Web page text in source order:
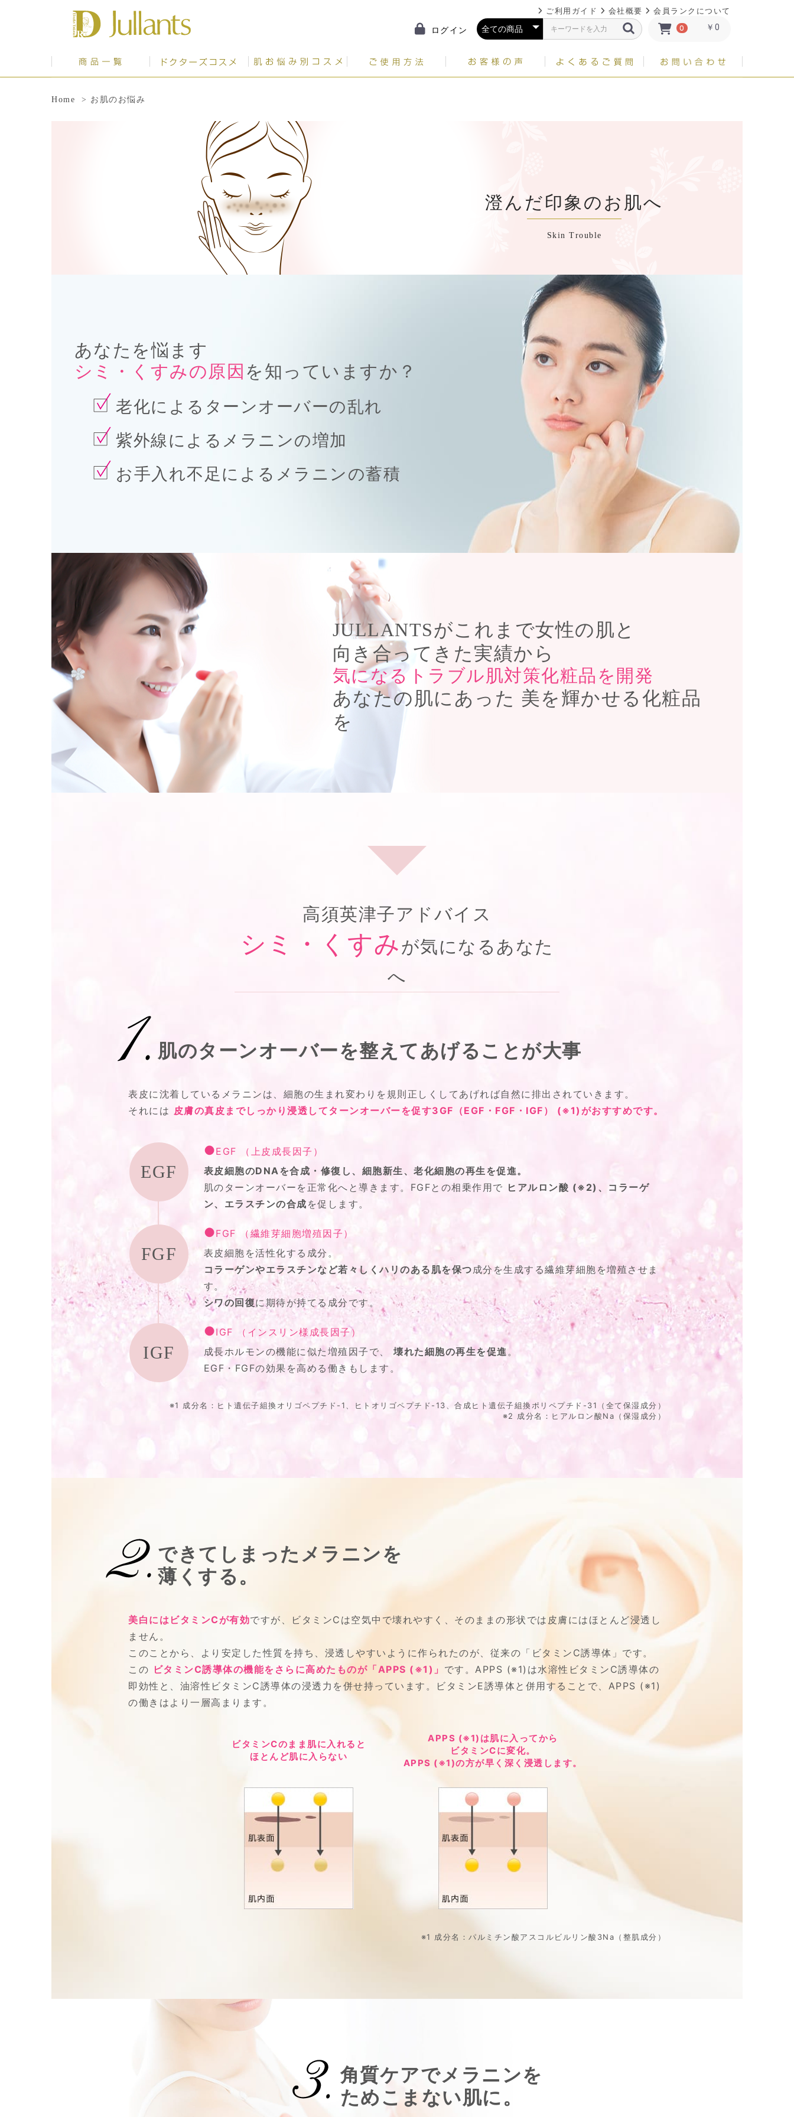
ご利用ガイド 会社概要 会員ランクについて
ログイン 0 ￥0
洗顔・クレンジング
化粧水
美容液・マスク
乳液・クリーム
日焼け止め・化粧下地
お試し・トライアル
その他
おまとめ買い
キャンペーン
Home > お肌のお悩み
澄んだ印象のお肌へ
Skin Trouble
あなたを悩ます
シミ・くすみの原因 を知っていますか？
老化によるターンオーバーの乱れ
紫外線によるメラニンの増加
お手入れ不足 によるメラニンの蓄積
JULLANTSがこれまで女性の肌と
向き合ってきた実績から
気になるトラブル肌対策化粧品を開発
あなたの肌にあった 美を輝かせる化粧品
を
高須英津子アドバイス
シミ・くすみが気になるあなた
へ
肌のターンオーバーを整えてあげることが大事
表皮に沈着しているメラニンは、細胞の生まれ変わりを規則正しくしてあげれば自然に排出されていきます。
それには 皮膚の真皮までしっかり浸透してターンオーバーを促す3GF（EGF・FGF・IGF） (※1) がおすすめです。
EGF
EGF （上皮成長因子）
表皮細胞のDNAを合成・修復し、細胞新生、老化細胞の再生を促進。
肌のターンオーバーを正常化へと導きます。FGFとの相乗作用で ヒアルロン酸 (※2) 、コラーゲ
ン、エラスチンの合成 を促します。
FGF
FGF （繊維芽細胞増殖因子）
表皮細胞を活性化する成分。
コラーゲンやエラスチンなど若々しくハリのある肌を保つ成分を生成する繊維芽細胞を増殖させま
す。
シワの回復に期待が持てる成分です。
IGF
IGF （インスリン様成長因子）
成長ホルモンの機能に似た増殖因子で、 壊れた細胞の再生を促進。
EGF・FGFの効果を高める働きもします。
※1 成分名：ヒト遺伝子組換オリゴペプチド-1、ヒトオリゴペプチド-13、合成ヒト遺伝子組換ポリペプチド-31（全て保湿成分）
※2 成分名：ヒアルロン酸Na（保湿成分）
できてしまったメラニンを
薄くする。
美白にはビタミンCが有効ですが、ビタミンCは空気中で壊れやすく、そのままの形状では皮膚にはほとんど浸透し
ません。
このことから、より安定した性質を持ち、浸透しやすいように作られたのが、従来の「ビタミンC誘導体」です。
この ビタミンC誘導体の機能をさらに高めたものが「APPS (※1) 」 です。APPS (※1) は水溶性ビタミンC誘導体の
即効性と、油溶性ビタミンC誘導体の浸透力を併せ持っています。ビタミンE誘導体と併用することで、APPS (※1)
の働きはより一層高まります。
ビタミンCのまま肌に入れると
ほとんど肌に入らない
APPS (※1) は肌に入ってから
ビタミンCに変化。
APPS (※1)の方が早く深く浸透します。
※1 成分名：パルミチン酸アスコルビルリン酸3Na（整肌成分）
角質ケアでメラニンを
ためこまない肌に。